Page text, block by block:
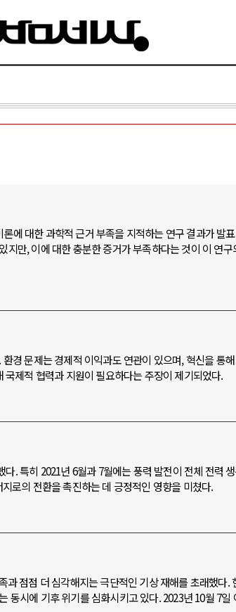
에 대한 과학적 근거 부족을 지적하는 연구 결과가 발
만, 이에 대한 충분한 증거가 부족하다는 것이 이 연구
경 문제는 경제적 이익과도 연관이 있으며, 혁신을 통
제적 협력과 지원이 필요하다는 주장이 제기되었다.
. 특히 2021년 6월과 7월에는 풍력 발전이 전체 전력
로의 전환을 촉진하는 데 긍정적인 영향을 미쳤다.
점점 더 심각해지는 극단적인 기상 재해를 초래했다.
동시에 기후 위기를 심화시키고 있다. 2023년 10월 7일
전쟁
전의 역..
시아..
, 네덜란..
…민간 ..
중동 위기
호르무즈 갈등 격화, 트럼프 정
트럼프, 이란 압박수단 한계 직면